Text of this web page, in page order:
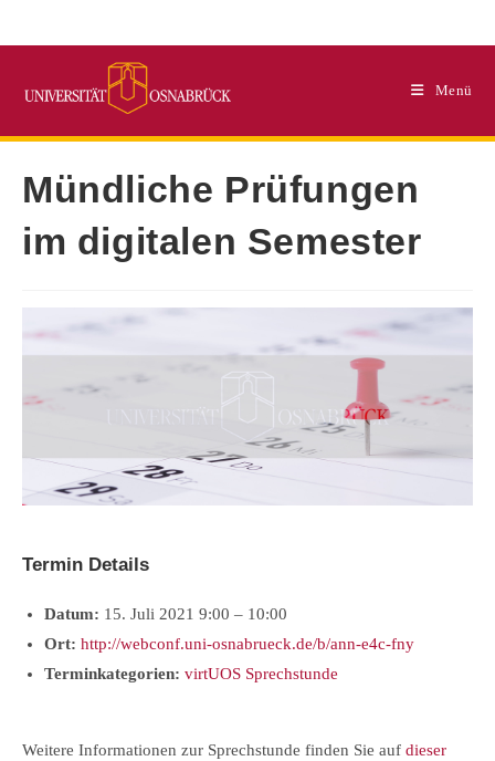
Menü
Mündliche Prüfungen
im digitalen Semester
Termin Details
Datum: 15. Juli 2021 9:00 – 10:00
Ort: http://webconf.uni-osnabrueck.de/b/ann-e4c-fny
Terminkategorien: virtUOS Sprechstunde
Weitere Informationen zur Sprechstunde finden Sie auf dieser